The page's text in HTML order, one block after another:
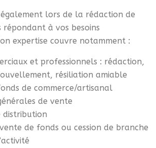
également lors de la rédaction de
à vos besoins
expertise couvre notamment :
et professionnels : rédaction,
résiliation amiable
de commerce/artisanal
de vente
distribution
de fonds ou cession de branche